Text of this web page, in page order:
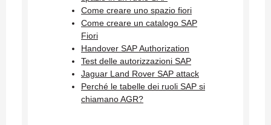
Come creare uno spazio fiori
Come creare un catalogo SAP
Fiori
Handover SAP Authorization
Test delle autorizzazioni SAP
Jaguar Land Rover SAP attack
Perché le tabelle dei ruoli SAP si
chiamano AGR?